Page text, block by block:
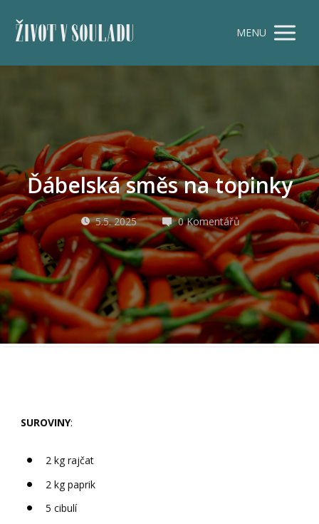
ŽIVOT V SOULADU MENU
Ďábelská směs na topinky
5.5. 2025 0 Komentářů
SUROVINY:
2 kg rajčat
2 kg paprik
5 cibulí